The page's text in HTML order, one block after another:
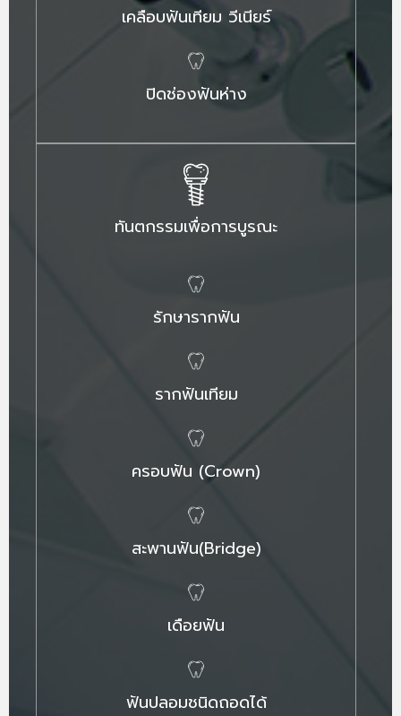
เคลือบฟันเทียม วีเนียร์
ปิดช่องฟันห่าง
ทันตกรรมเพื่อการบูรณะ
รักษารากฟัน
รากฟันเทียม
ครอบฟัน (Crown)
สะพานฟัน(Bridge)
เดือยฟัน
ฟันปลอมชนิดถอดได้